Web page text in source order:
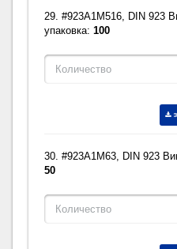
29. #923A1M516, DIN 923
упаковка:100
30. #923A1M63, DIN 923
50